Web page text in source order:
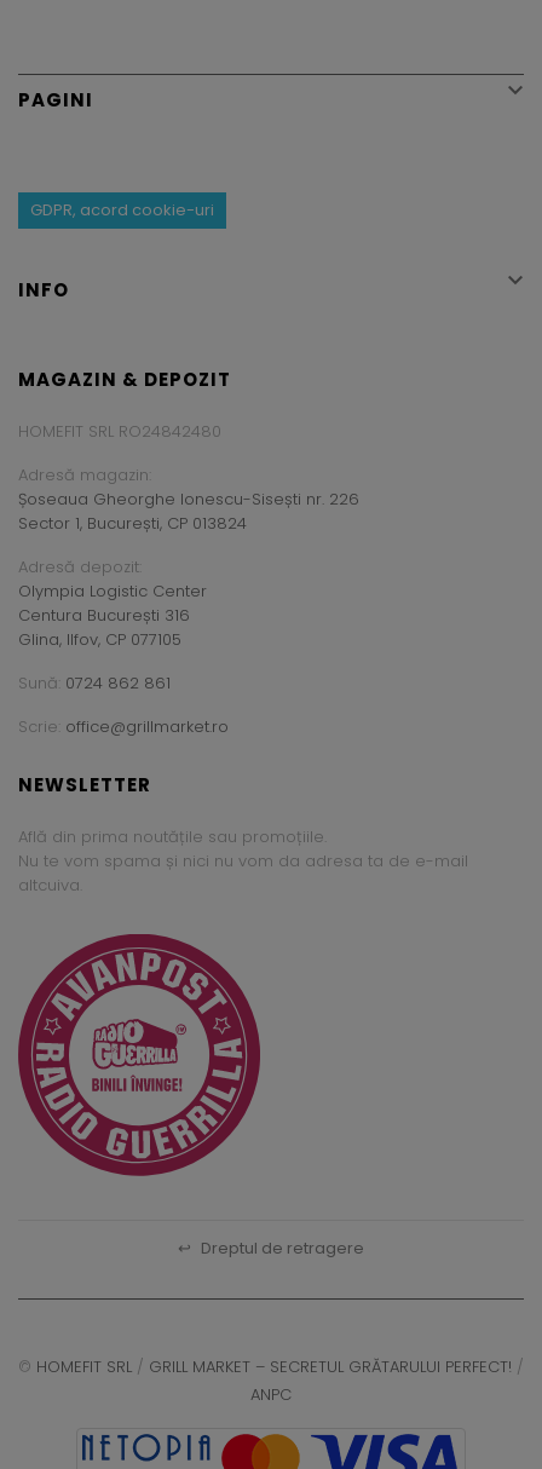
PAGINI 
GDPR, acord cookie-uri
INFO 
MAGAZIN & DEPOZIT
HOMEFIT SRL RO24842480
Adresă magazin:
Șoseaua Gheorghe Ionescu-Sisești nr. 226
Sector 1, București, CP 013824
Adresă depozit:
Olympia Logistic Center
Centura București 316
Glina, Ilfov, CP 077105
Sună: 0724 862 861
Scrie: office@grillmarket.ro
NEWSLETTER
Află din prima noutățile sau promoțiile.
Nu te vom spama și nici nu vom da adresa ta de e-mail
altcuiva.
↩ Dreptul de retragere
© HOMEFIT SRL / GRILL MARKET – SECRETUL GRĂTARULUI PERFECT! /
ANPC